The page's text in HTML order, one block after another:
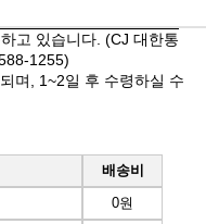
고 있습니다. (CJ 대한통
1255)
며, 1~2일 후 수령하실 수
배송비
0원